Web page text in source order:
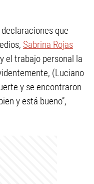
que
Sabrina Rojas
el trabajo personal la
(Luciano
y se encontraron
y está bueno”,